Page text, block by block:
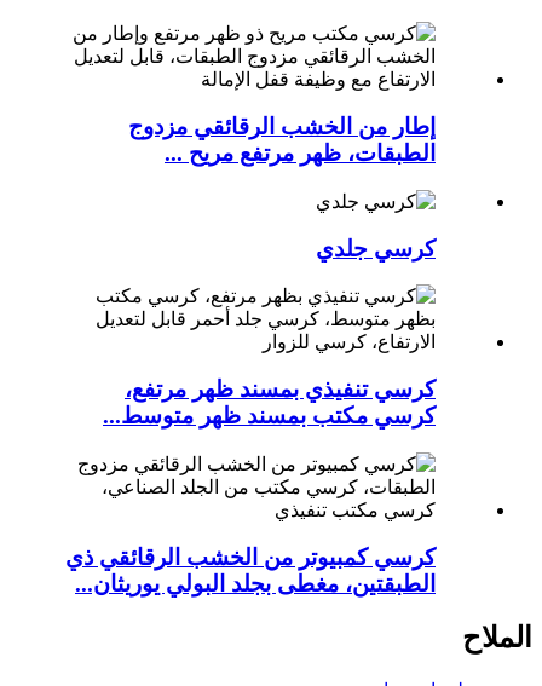
إطار من الخشب الرقائقي مزدوج
الطبقات، ظهر مرتفع مريح ...
كرسي جلدي
كرسي تنفيذي بمسند ظهر مرتفع،
كرسي مكتب بمسند ظهر متوسط...
كرسي كمبيوتر من الخشب الرقائقي ذي
الطبقتين، مغطى بجلد البولي يوريثان...
الملاح